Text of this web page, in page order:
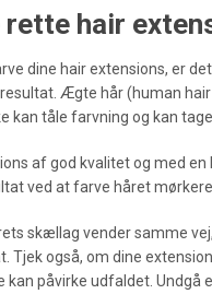
rette hair
dine hair extensions, er
Ægte hår (human
kan tåle farvning og kan
af god kvalitet og med
ved at farve håret mørkere
skællag vender samme
Tjek også, om dine
kan påvirke udfaldet.